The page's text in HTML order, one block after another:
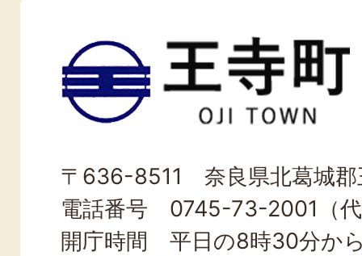
王
寺
町
TOWN
〒636-8511 奈良県北葛城郡
電話番号 0745-73-2001（
開庁時間 平日の8時30分か